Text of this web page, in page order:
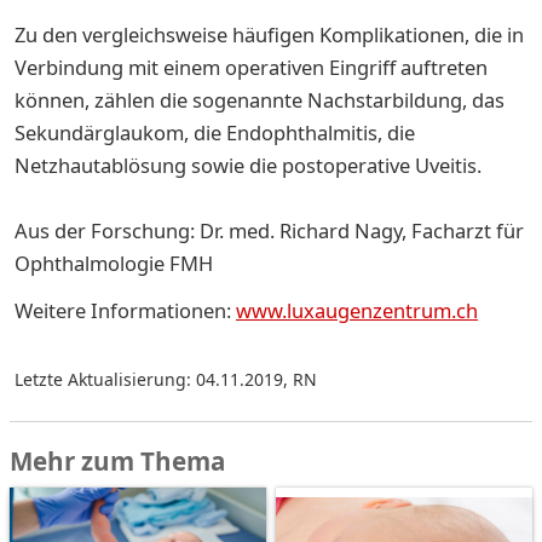
Zu den vergleichsweise häufigen Komplikationen, die in
Verbindung mit einem operativen Eingriff auftreten
können, zählen die sogenannte Nachstarbildung, das
Sekundärglaukom, die Endophthalmitis, die
Netzhautablösung sowie die postoperative Uveitis.
Aus der Forschung: Dr. med. Richard Nagy, Facharzt für
Ophthalmologie FMH
Weitere Informationen:www.luxaugenzentrum.ch
Letzte Aktualisierung: 04.11.2019, RN
Mehr zum Thema